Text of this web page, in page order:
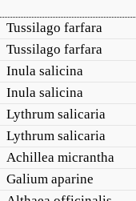
Tussilago farfara
Tussilago farfara
Inula salicina
Inula salicina
Lythrum salicaria
Lythrum salicaria
Achillea micrantha
Galium aparine